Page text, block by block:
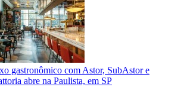
gastronômico com Astor, SubAstor e
abre na Paulista, em SP